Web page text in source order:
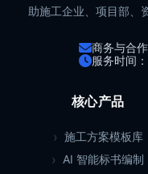
助施工企业、项目部、
商务与合
服务时间
核心产品
施工方案模板库
AI 智能标书编制